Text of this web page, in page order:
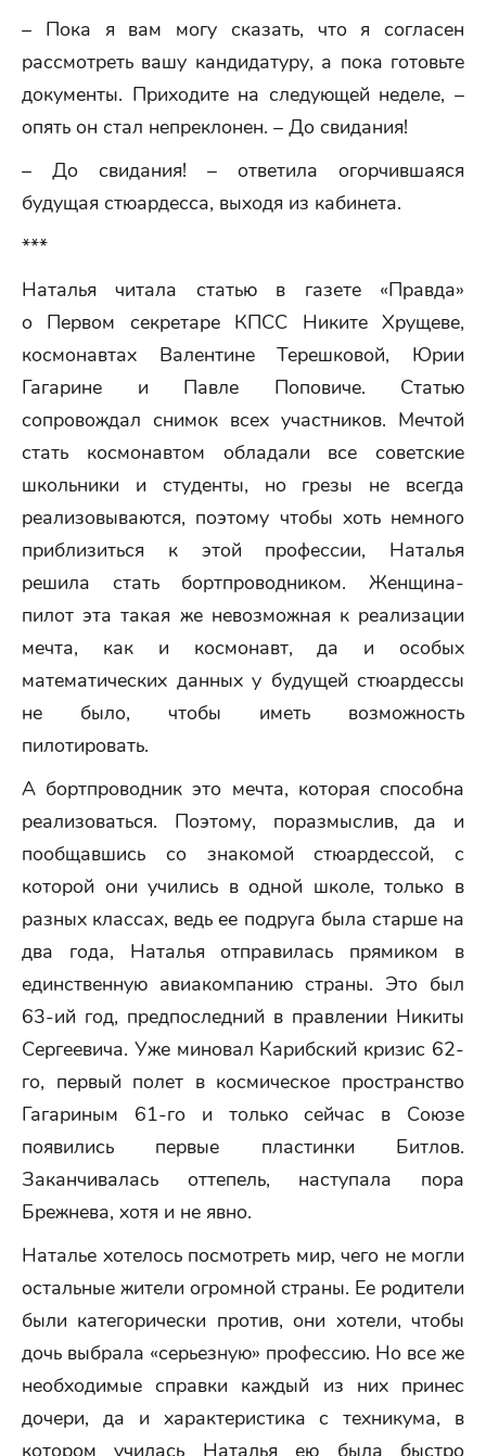
– Пока я вам могу сказать, что я согласен
рассмотреть вашу кандидатуру, а пока готовьте
документы. Приходите на следующей неделе, –
опять он стал непреклонен. – До свидания!
– До свидания! – ответила огорчившаяся
будущая стюардесса, выходя из кабинета.
***
Наталья читала статью в газете «Правда»
о Первом секретаре КПСС Никите Хрущеве,
космонавтах Валентине Терешковой, Юрии
Гагарине и Павле Поповиче. Статью
сопровождал снимок всех участников. Мечтой
стать космонавтом обладали все советские
школьники и студенты, но грезы не всегда
реализовываются, поэтому чтобы хоть немного
приблизиться к этой профессии, Наталья
решила стать бортпроводником. Женщина-
пилот эта такая же невозможная к реализации
мечта, как и космонавт, да и особых
математических данных у будущей стюардессы
не было, чтобы иметь возможность
пилотировать.
А бортпроводник это мечта, которая способна
реализоваться. Поэтому, поразмыслив, да и
пообщавшись со знакомой стюардессой, с
которой они учились в одной школе, только в
разных классах, ведь ее подруга была старше на
два года, Наталья отправилась прямиком в
единственную авиакомпанию страны. Это был
63-ий год, предпоследний в правлении Никиты
Сергеевича. Уже миновал Карибский кризис 62-
го, первый полет в космическое пространство
Гагариным 61-го и только сейчас в Союзе
появились первые пластинки Битлов.
Заканчивалась оттепель, наступала пора
Брежнева, хотя и не явно.
Наталье хотелось посмотреть мир, чего не могли
остальные жители огромной страны. Ее родители
были категорически против, они хотели, чтобы
дочь выбрала «серьезную» профессию. Но все же
необходимые справки каждый из них принес
дочери, да и характеристика с техникума, в
котором училась Наталья ею была быстро